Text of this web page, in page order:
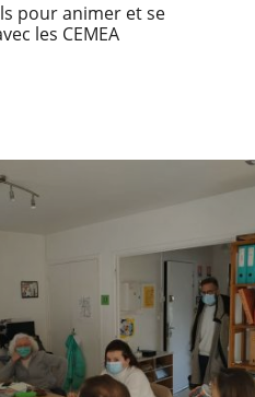
pour animer et se
les CEMEA